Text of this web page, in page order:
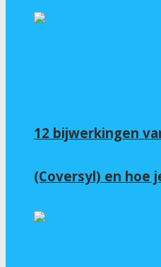
12 bijwerkingen
(Coversyl) en hoe